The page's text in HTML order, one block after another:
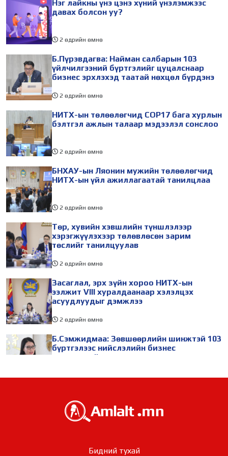
холбогдуулан Нийслэлийн
айлчлалынхаа хүрээнд
Нэг лайкны үнэ цэнэ хүний үнэлэмжээс
давах болсон уу?
2 өдрийн өмнө
Б.Пүрэвдагва: Найман салбарын 103
үйлчилгээний бүртгэлийг цуцалснаар
бизнес эрхлэхэд таатай нөхцөл бүрдэнэ
2 өдрийн өмнө
НИТХ-ын төлөөлөгчид COP17 бага хурлын
бэлтгэл ажлын талаар мэдээлэл сонслоо
2 өдрийн өмнө
БНХАУ-ын Ляонин мужийн төлөөлөгчид
НИТХ-ын үйл ажиллагаатай танилцлаа
2 өдрийн өмнө
Төр, хувийн хэвшлийн түншлэлээр
хэрэгжүүлэхээр төлөвлөсөн зарим
төслийг танилцуулав
2 өдрийн өмнө
Засаглал, эрх зүйн хороо НИТХ-ын
ээлжит VIII хуралдаанаар хэлэлцэх
асуудлуудыг дэмжлээ
2 өдрийн өмнө
Б.Сэмжидмаа: Зөвшөөрлийн шинжтэй 103
бүртгэлээс нийслэлийн бизнес
эрхлэгчдийг чөлөөллөө
төсвийн талаарх ерөнхий хяналтын
сонсгол зохион байгуулсан байна
УИХ-ын дарга С.Бямбацогт төрийг
Бидний тухай